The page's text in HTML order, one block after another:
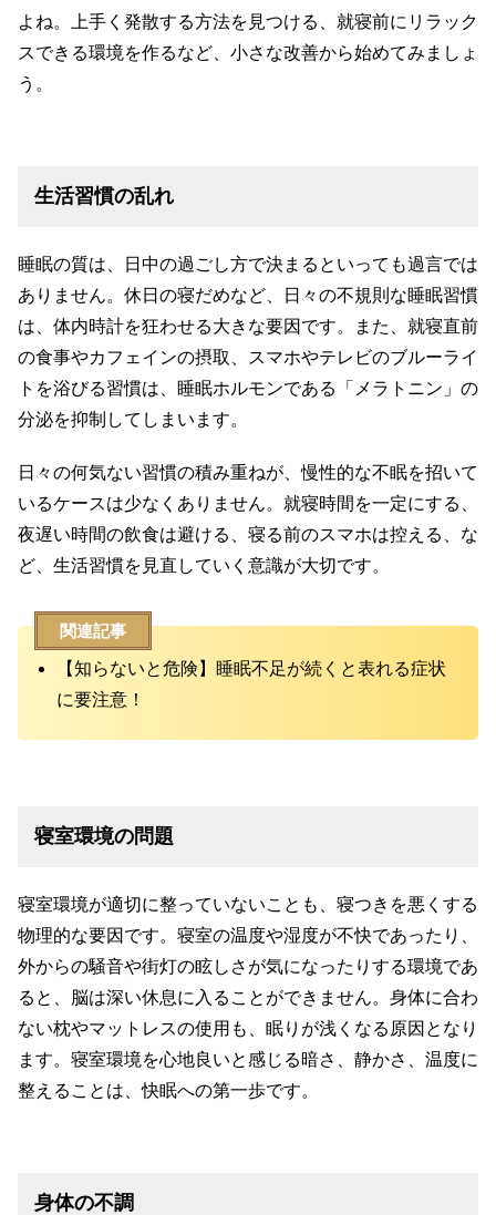
よね。上手く発散する方法を見つける、就寝前にリラック
スできる環境を作るなど、小さな改善から始めてみましょ
う。
生活習慣の乱れ
睡眠の質は、日中の過ごし方で決まるといっても過言では
ありません。休日の寝だめなど、日々の不規則な睡眠習慣
は、体内時計を狂わせる大きな要因です。また、就寝直前
の食事やカフェインの摂取、スマホやテレビのブルーライ
トを浴びる習慣は、睡眠ホルモンである「メラトニン」の
分泌を抑制してしまいます。
日々の何気ない習慣の積み重ねが、慢性的な不眠を招いて
いるケースは少なくありません。就寝時間を一定にする、
夜遅い時間の飲食は避ける、寝る前のスマホは控える、な
ど、生活習慣を見直していく意識が大切です。
関連記事
【知らないと危険】睡眠不足が続くと表れる症状
に要注意！
寝室環境の問題
寝室環境が適切に整っていないことも、寝つきを悪くする
物理的な要因です。寝室の温度や湿度が不快であったり、
外からの騒音や街灯の眩しさが気になったりする環境であ
ると、脳は深い休息に入ることができません。身体に合わ
ない枕やマットレスの使用も、眠りが浅くなる原因となり
ます。寝室環境を心地良いと感じる暗さ、静かさ、温度に
整えることは、快眠への第一歩です。
身体の不調